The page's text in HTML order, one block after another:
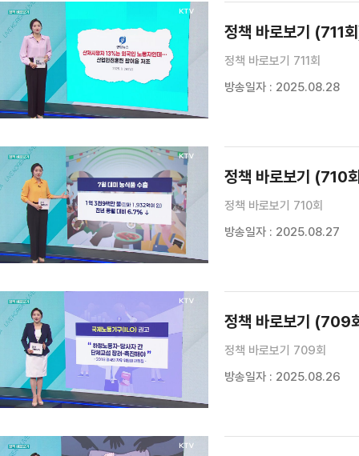
정책 바로보기 (711
정책 바로보기 711회
방송일자 : 2025.08.28
정책 바로보기 (710
정책 바로보기 710회
방송일자 : 2025.08.27
정책 바로보기 (709
정책 바로보기 709회
방송일자 : 2025.08.26
검색 조건
검색어 입력
검색